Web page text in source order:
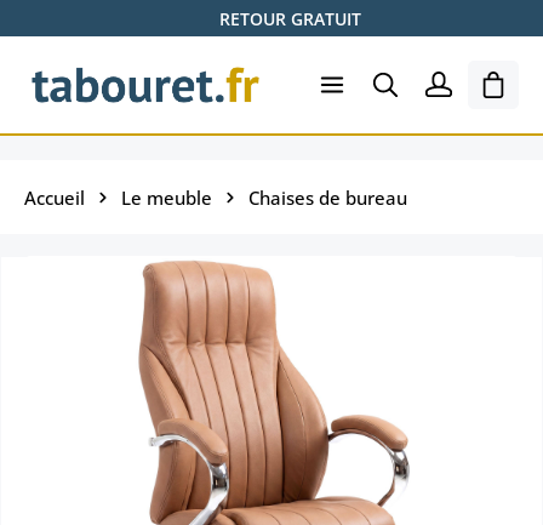
Passer au contenu principalRETOUR GRATUIT
Le
Accueil Le meuble Chaises de bureau